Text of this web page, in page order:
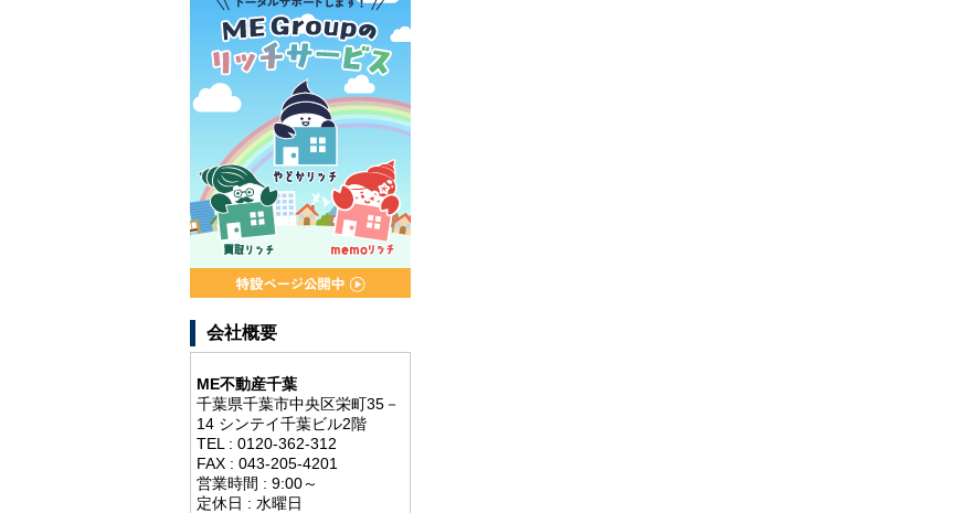
会社概要
ME不動産千葉
千葉県千葉市中央区栄町35－
14 シンテイ千葉ビル2階
TEL : 0120-362-312
FAX : 043-205-4201
営業時間 : 9:00～
定休日 : 水曜日